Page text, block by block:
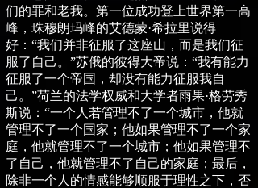
们的罪和老我。第一位成功登上世界第一高
峰， 珠穆朗玛峰的艾德蒙·希拉里说得
好： “我们并非征服了这座山 ，而是我们征
服了自己。 ”苏俄的彼得大帝说： “我有能力
征服了一个帝国，却没有能力征服我自
己。 ”荷兰的法学权威和大学者雨果·格劳秀
斯说： “一个人若管理不了一个城市，他就
管理不了一个国家；他如果管理不了一个家
庭，他就管理不了一个城市；他如果管理不
了自己，他就管理不了自己的家庭；最后，
除非一个人的情感能够顺服于理性之下，否